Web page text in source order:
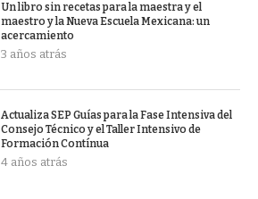
Un libro sin recetas para la maestra y el
maestro y la Nueva Escuela Mexicana: un
acercamiento
3 años atrás
Actualiza SEP Guías para la Fase Intensiva del
Consejo Técnico y el Taller Intensivo de
Formación Contínua
4 años atrás